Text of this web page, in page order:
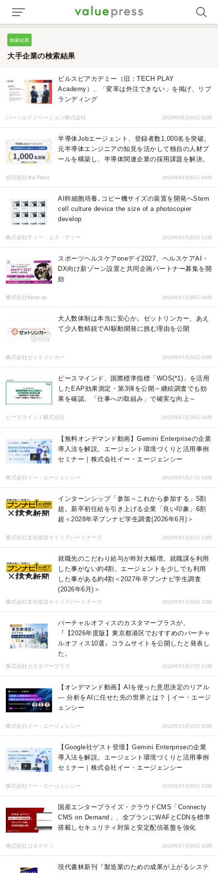
検索結果
大手企業の検索結果
ビルスピアカデミー（旧：TECH PLAY
Academy）、「変革は外注できない」を掲げ、リブ
ランディング
パーソルイノベーション株式会社 2026年08月06日 02時
半導体Jobエージェント、登録者数1,000名を突破。
元半導体エンジニアの知見を活かして独自の人材プ
ールを構築し、半導体関連企業の採用課題を解決。
合同会社3rd Place 2026年08月04日 04時
AI幹細胞培養､コピー機サイズの装置を開発へStem
cell culture device the size of a photocopier
develop
株式会社ティー・エス・ディー 2026年07月30日 01時
スポーツヘルスケアoneデイ2027、ヘルスケアAI・
DX向け新ゾーン設置と共同企画パートナー募集を開
始
株式会社Keep up 2026年07月29日 06時
大人数体制は本当に安心か。ゼットリンカー、あえ
て少人数精鋭でAI駆動開発に挑む理由を公開
株式会社ゼットリンカー 2026年07月28日 05時
ピースマインド、国際標準指標「WOS(*1)」を活用
したEAP効果測定・第3弾を公開～継続調査でも効
果を確認、「仕事への取組み」で確実な向上～
ピースマインド株式会社 2026年07月28日 01時
【無料オンデマンド動画】Gemini Enterpriseの企業
導入法を解説。エージェント環境づくりと活用事例
セミナー｜株式会社イー・エージェンシー
株式会社イー・エージェンシー 2026年07月27日 03時
インターンシップ「参加～これから参加する」5割
超。新卒初任給を引き上げる企業「良い印象」6割
超＜2028年卒ブンナビ学生調査(2026年6月)＞
株式会社文化放送キャリアパートナーズ 2026年07月21日 23時
就職先のこだわり給与が昨対大幅増。就職課を利用
した事がない約4割、エージェントを少しでも利用
した事がある約4割＜2027年卒ブンナビ学生調査
(2026年6月)＞
株式会社文化放送キャリアパートナーズ 2026年07月20日 23時
バーチャルオフィスのカスタマープラスが、
『【2026年度版】東京都港区でおすすめのバーチャ
ルオフィス10選』コラムサイトを公開したと発表し
た。
株式会社カスタマープラス 2026年07月17日 01時
【オンデマンド動画】AIを使った意思決定のリアル
— 分析をAIに任せた先の世界とは？ | イー・エージ
ェンシー
株式会社イー・エージェンシー 2026年07月15日 02時
【Google社ゲスト登壇】Gemini Enterpriseの企業
導入法を解説。エージェント環境づくりと活用事例
セミナー｜株式会社イー・エージェンシー
株式会社イー・エージェンシー 2026年07月09日 23時
国産エンタープライズ・クラウドCMS「Connecty
CMS on Demand」、全プランにWAFとCDNを標準
搭載しセキュリティ対策と安定配信基盤を強化
株式会社コネクティ 2026年07月09日 03時
現代書林新刊『製造業のための成果が上がるシステ